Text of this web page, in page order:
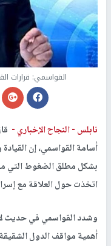
القواسمي: قرارات
نابلس -النجاح الإخباري -
أسامة القواسمي، إن
بشكل مطلق الضغوط التي
اتخذت حول العلاقة مع
وشدد القواسمي في حديث
أهمية مواقف الدول